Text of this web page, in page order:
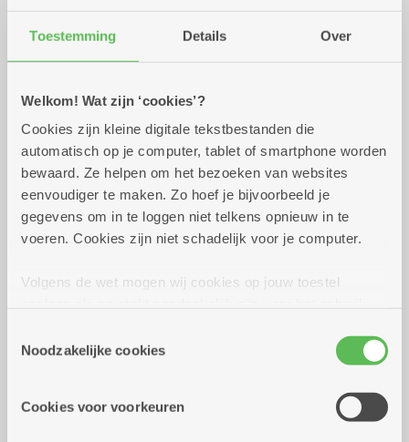
Toestemming Details Over
Welkom! Wat zijn ‘cookies’?
Cookies zijn kleine digitale tekstbestanden die
automatisch op je computer, tablet of smartphone worden
bewaard. Ze helpen om het bezoeken van websites
eenvoudiger te maken. Zo hoef je bijvoorbeeld je
gegevens om in te loggen niet telkens opnieuw in te
voeren. Cookies zijn niet schadelijk voor je computer.
Volgens de wet mogen wij cookies op jouw toestel
cookies hebben we jouw toestemming nodig. Sommige
cookies worden geplaatst door derde partijen die een
informatie over jouw (geanonimiseerd) gebruik van onze
Noodzakelijke cookies
Cookies voor voorkeuren
Praktisch
zaterdag 15 augustus
2026
12.00 uur tot 13.00
uur
maaltijdbon
Soep van rode paprika en mascarpone
Kippenoesters, lichte kippenjus met citroen,
salade van veelkleurige kerstomaten,
met rozemarijn
Dienstencentrum Santiago
2030 Antwerpen